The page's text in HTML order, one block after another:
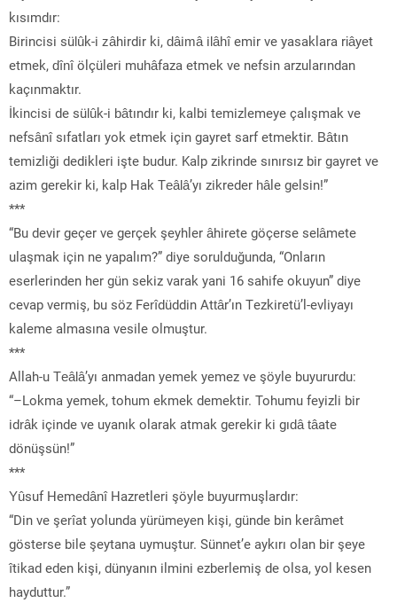
kısımdır:
Birincisi sülûk-i zâhirdir ki, dâimâ ilâhî emir ve yasaklara riâyet
etmek, dînî ölçüleri muhâfaza etmek ve nefsin arzularından
kaçınmaktır.
İkincisi de sülûk-i bâtındır ki, kalbi temizlemeye çalışmak ve
nefsânî sıfatları yok etmek için gayret sarf etmektir. Bâtın
temizliği dedikleri işte budur. Kalp zikrinde sınırsız bir gayret ve
azim gerekir ki, kalp Hak Teâlâ’yı zikreder hâle gelsin!”
***
“Bu devir geçer ve gerçek şeyhler âhirete göçerse selâmete
ulaşmak için ne yapalım?” diye sorulduğunda, “Onların
eserlerinden her gün sekiz varak yani 16 sahife okuyun” diye
cevap vermiş, bu söz Ferîdüddin Attâr’ın Tezkiretü’l-evliyayı
kaleme almasına vesile olmuştur.
***
Allah-u Teâlâ’yı anmadan yemek yemez ve şöyle buyururdu:
“–Lokma yemek, tohum ekmek demektir. Tohumu feyizli bir
idrâk içinde ve uyanık olarak atmak gerekir ki gıdâ tâate
dönüşsün!”
***
Yûsuf Hemedânî Hazretleri şöyle buyurmuşlardır:
“Din ve şerîat yolunda yürümeyen kişi, günde bin kerâmet
gösterse bile şeytana uymuştur. Sünnet’e aykırı olan bir şeye
îtikad eden kişi, dünyanın ilmini ezberlemiş de olsa, yol kesen
hayduttur.”